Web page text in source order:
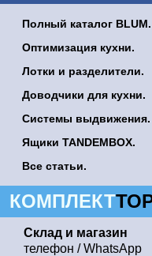
Полный каталог BLUM.
Оптимизация кухни.
Лотки и разделители.
Доводчики для кухни.
Системы выдвижения.
Ящики TANDEMBOX.
Все статьи.
КОМПЛЕКТ
Склад и магазин
телефон / WhatsApp